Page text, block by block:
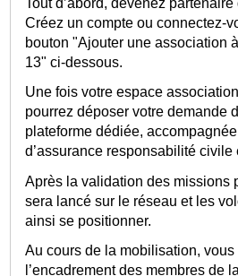
Tout d’abord, devenez partenaire
Créez un compte ou connectez-
bouton "Ajouter une association
13" ci-dessous.
Une fois votre espace
pourrez déposer votre demande
plateforme dédiée,
d’assurance responsabilité
Après la validation des missions
sera lancé sur le réseau et les
ainsi se positionner.
Au cours de la mobilisation,
l’encadrement des membres de